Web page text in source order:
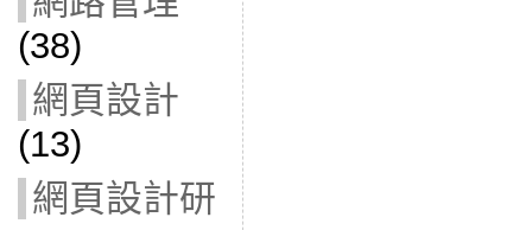
(38)
網頁設計
(13)
網頁設計研